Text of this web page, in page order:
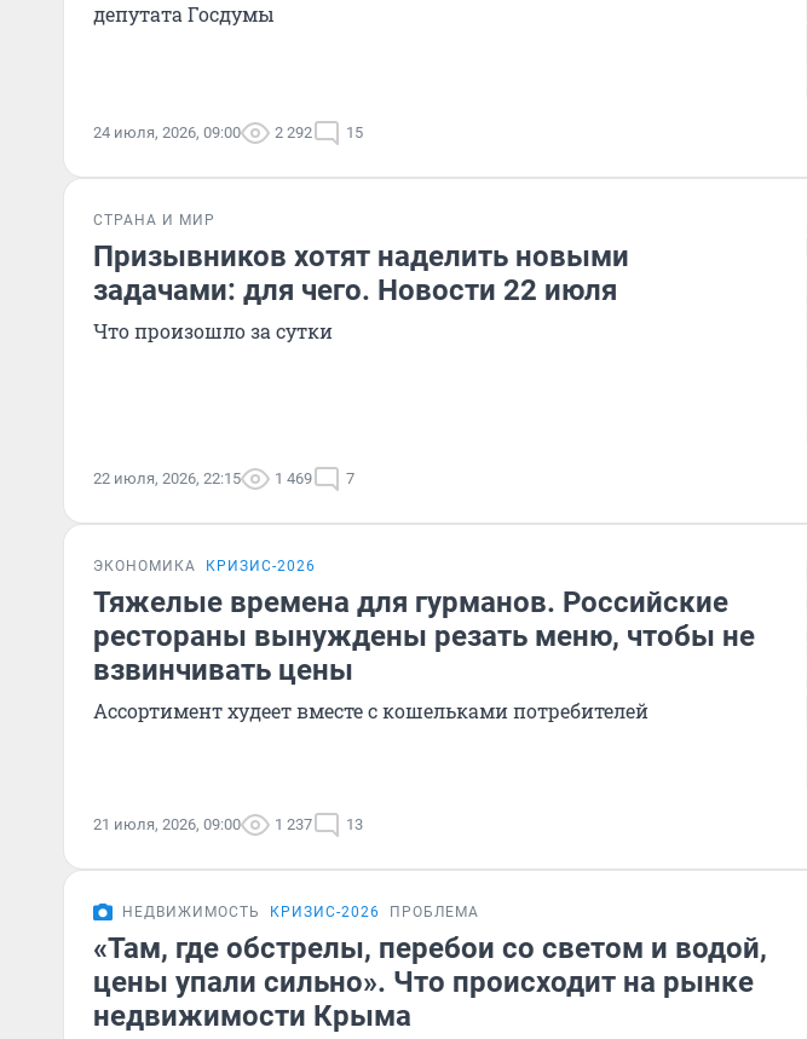
депутата Госдумы
24 июля, 2026, 09:00 2 292 15
СТРАНА И МИР
Призывников хотят наделить новыми
задачами: для чего. Новости 22 июля
Что произошло за сутки
22 июля, 2026, 22:15 1 469 7
ЭКОНОМИКА КРИЗИС-2026
Тяжелые времена для гурманов. Российские
рестораны вынуждены резать меню, чтобы не
взвинчивать цены
Ассортимент худеет вместе с кошельками потребителей
21 июля, 2026, 09:00 1 237 13
НЕДВИЖИМОСТЬ КРИЗИС-2026 ПРОБЛЕМА
«Там, где обстрелы, перебои со светом и водой,
цены упали сильно». Что происходит на рынке
недвижимости Крыма